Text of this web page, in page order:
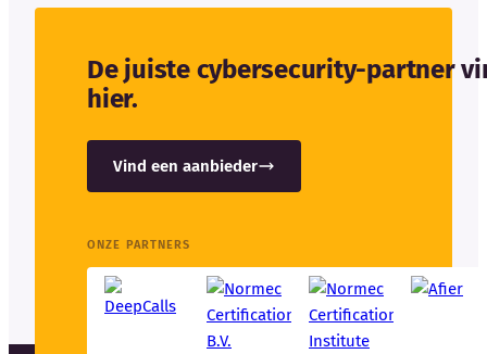
De juiste cybersecurity-partner
hier.
Vind een aanbieder
ONZE PARTNERS